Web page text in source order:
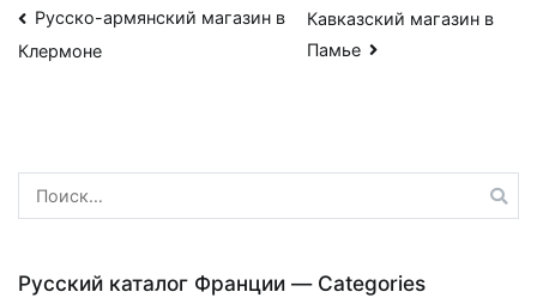
Навигация
по
Русско-армянский магазин в
Клермоне
Кавказский магазин в
Памье
Найти:
Русский каталог Франции — Categories